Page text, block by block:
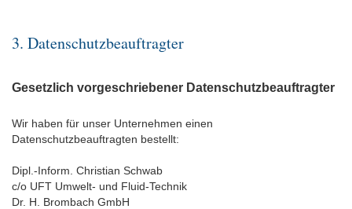
3. Datenschutzbeauftragter
Gesetzlich vorgeschriebener Datenschutzbeauftragter
Wir haben für unser Unternehmen einen
Datenschutzbeauftragten bestellt:
Dipl.-Inform. Christian Schwab
c/o UFT Umwelt- und Fluid-Technik
Dr. H. Brombach GmbH